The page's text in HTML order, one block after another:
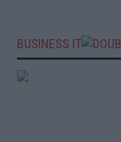
BUSINESS IT